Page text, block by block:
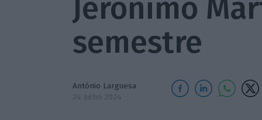
Jerónimo
semestre
António Larguesa
24 Julho 2024